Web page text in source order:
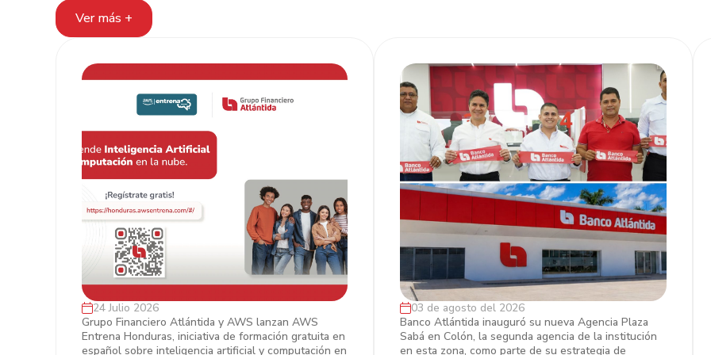
Ver más +
Grupo Financiero Atlántida y AWS
impulsan el talento digital en
24 Julio 2026
Grupo Financiero Atlántida y AWS lanzan AWS
Entrena Honduras, iniciativa de formación gratuita en
español sobre inteligencia artificial y computación en
Banco Atlántida fortalece su presencia
en Colón con la inauguración de
03 de agosto del 2026
Banco Atlántida inauguró su nueva Agencia Plaza
Sabá en Colón, la segunda agencia de la institución
en esta zona, como parte de su estrategia de